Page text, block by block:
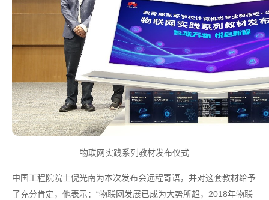
物联网实践系列教材发布仪式
中国工程院院士倪光南为本次发布会远程寄语，并对这套教材给予
了充分肯定，他表示：“物联网发展已成为大势所趋，2018年物联